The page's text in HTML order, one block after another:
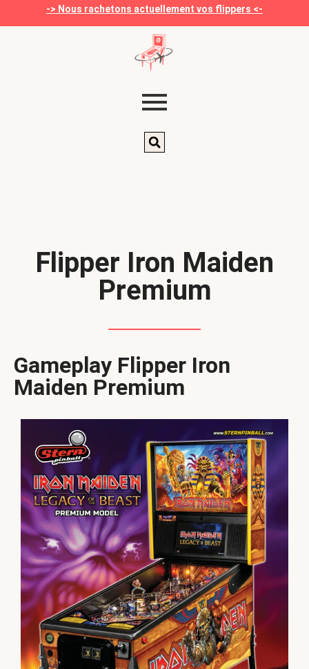
-> Nous rachetons actuellement vos flippers <-
Flipper Iron Maiden
Premium
Gameplay Flipper Iron
Maiden Premium